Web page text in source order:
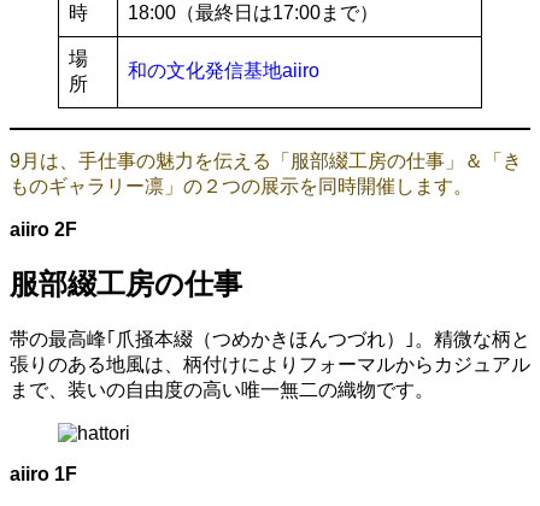
時
18:00（最終日は17:00まで）
場
所
和の文化発信基地aiiro
9月は、手仕事の魅力を伝える「服部綴工房の仕事」＆「き
ものギャラリー凛」の２つの展示を同時開催します。
aiiro 2F
服部綴工房の仕事
帯の最高峰｢爪掻本綴（つめかきほんつづれ）｣。精微な柄と
張りのある地風は、柄付けによりフォーマルからカジュアル
まで、装いの自由度の高い唯一無二の織物です。
aiiro 1F